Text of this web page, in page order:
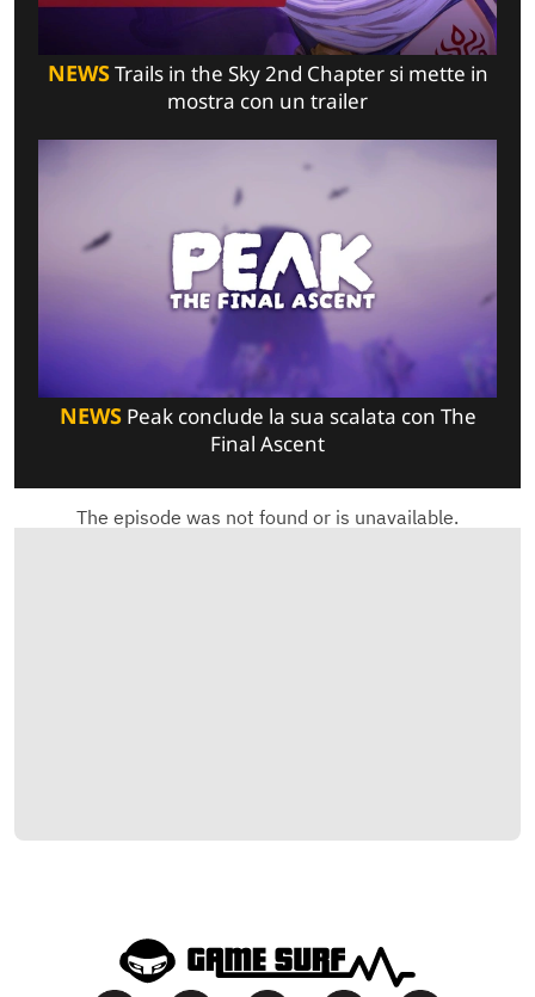
NEWSTrails in the Sky 2nd Chapter si mette in
mostra con un trailer
NEWSPeak conclude la sua scalata con The
Final Ascent